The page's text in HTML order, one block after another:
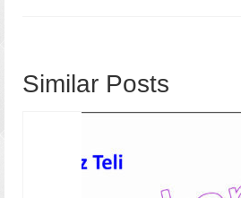
Similar Posts